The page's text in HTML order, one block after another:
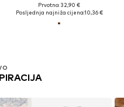
Prvotno: 32,90 €
Posljednja najniža cijena:10,36 €